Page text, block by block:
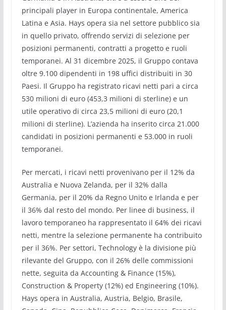
principali player in Europa continentale, America
Latina e Asia. Hays opera sia nel settore pubblico sia
in quello privato, offrendo servizi di selezione per
posizioni permanenti, contratti a progetto e ruoli
temporanei. Al 31 dicembre 2025, il Gruppo contava
oltre 9.100 dipendenti in 198 uffici distribuiti in 30
Paesi. Il Gruppo ha registrato ricavi netti pari a circa
530 milioni di euro (453,3 milioni di sterline) e un
utile operativo di circa 23,5 milioni di euro (20,1
milioni di sterline). L’azienda ha inserito circa 21.000
candidati in posizioni permanenti e 53.000 in ruoli
temporanei.
Per mercati, i ricavi netti provenivano per il 12% da
Australia e Nuova Zelanda, per il 32% dalla
Germania, per il 20% da Regno Unito e Irlanda e per
il 36% dal resto del mondo. Per linee di business, il
lavoro temporaneo ha rappresentato il 64% dei ricavi
netti, mentre la selezione permanente ha contribuito
per il 36%. Per settori, Technology è la divisione più
rilevante del Gruppo, con il 26% delle commissioni
nette, seguita da Accounting & Finance (15%),
Construction & Property (12%) ed Engineering (10%).
Hays opera in Australia, Austria, Belgio, Brasile,